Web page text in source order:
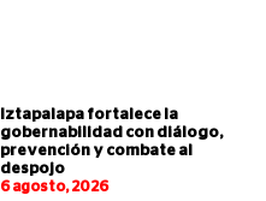
Iztapalapa fortalece la
gobernabilidad con diálogo,
prevención y combate al
despojo
6 agosto, 2026